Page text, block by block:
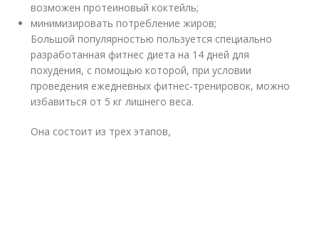
возможен протеиновый коктейль;
минимизировать потребление жиров;
Большой популярностью пользуется специально
разработанная фитнес диета на 14 дней для
похудения, с помощью которой, при условии
проведения ежедневных фитнес-тренировок, можно
избавиться от 5 кг лишнего веса.
Она состоит из трех этапов,